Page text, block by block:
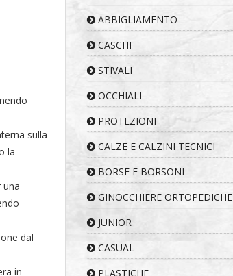
sulla
la
una
dal
in
ABBIGLIAMENTO
CASCHI
STIVALI
OCCHIALI
PROTEZIONI
CALZE E CALZINI TECNICI
BORSE E BORSONI
GINOCCHIERE ORTOPEDICHE
JUNIOR
CASUAL
PLASTICHE